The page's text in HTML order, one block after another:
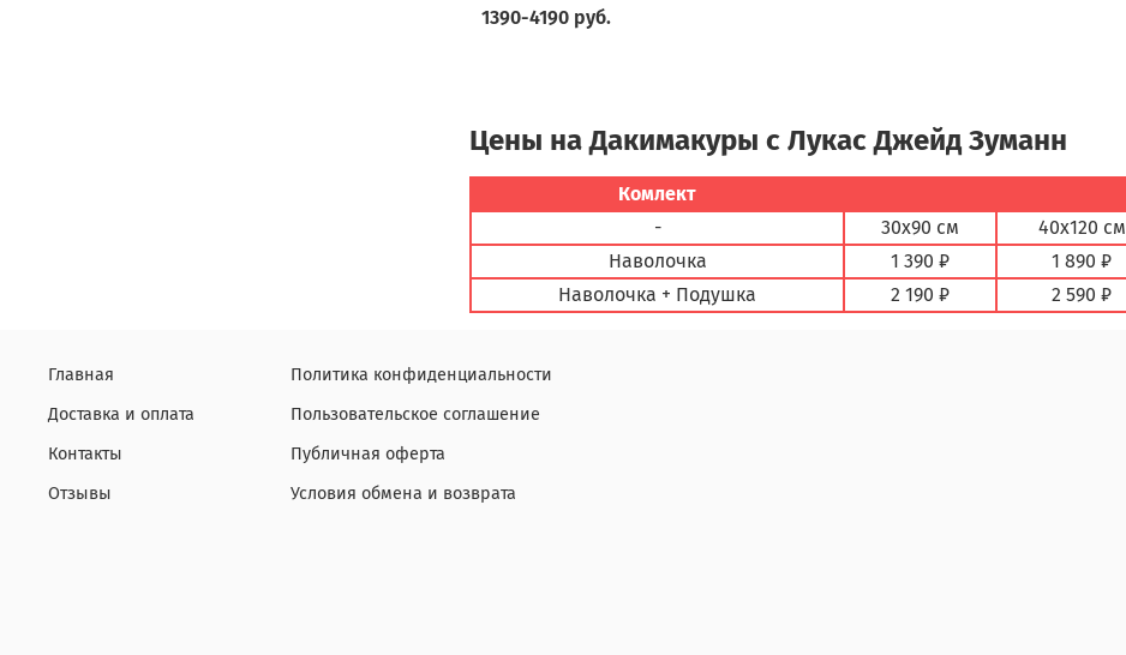
1390-4190 руб.
Цены на Дакимакуры с Лукас Джейд Зуманн
Комлект
-
30х90 см 40х120 см
Наволочка
1 390 ₽ 1 890 ₽
Наволочка + Подушка
2 190 ₽ 2 590 ₽
Главная
Доставка и оплата
Контакты
Отзывы
Политика конфиденциальности
Пользовательское соглашение
Публичная оферта
Условия обмена и возврата